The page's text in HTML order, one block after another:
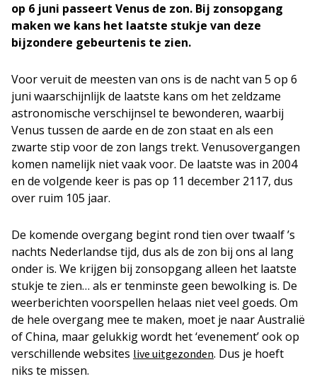
op 6 juni passeert Venus de zon. Bij zonsopgang
maken we kans het laatste stukje van deze
bijzondere gebeurtenis te zien.
Voor veruit de meesten van ons is de nacht van 5 op 6
juni waarschijnlijk de laatste kans om het zeldzame
astronomische verschijnsel te bewonderen, waarbij
Venus tussen de aarde en de zon staat en als een
zwarte stip voor de zon langs trekt. Venusovergangen
komen namelijk niet vaak voor. De laatste was in 2004
en de volgende keer is pas op 11 december 2117, dus
over ruim 105 jaar.
De komende overgang begint rond tien over twaalf ’s
nachts Nederlandse tijd, dus als de zon bij ons al lang
onder is. We krijgen bij zonsopgang alleen het laatste
stukje te zien… als er tenminste geen bewolking is. De
weerberichten voorspellen helaas niet veel goeds. Om
de hele overgang mee te maken, moet je naar Australië
of China, maar gelukkig wordt het ‘evenement’ ook op
verschillende websites live uitgezonden. Dus je hoeft
niks te missen.